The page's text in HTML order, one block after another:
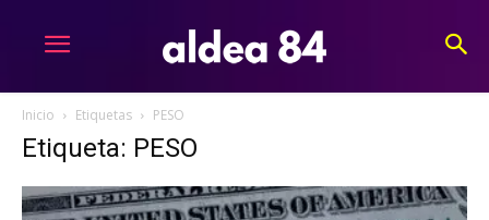
Inicio Etiquetas PESO
Etiqueta: PESO